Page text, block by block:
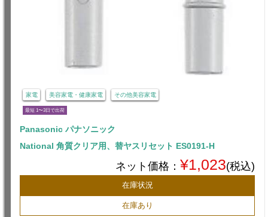
家電 美容家電・健康家電 その他美容家電
最短 1〜3日で出荷
Panasonic パナソニック
National 角質クリア用、替ヤスリセット ES0191-H
ネット価格： ¥1,023(税込)
在庫状況
在庫あり